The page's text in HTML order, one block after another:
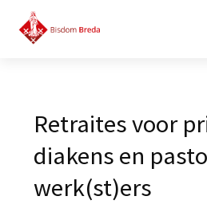
Retraites voor
diakens en
werk(st)ers